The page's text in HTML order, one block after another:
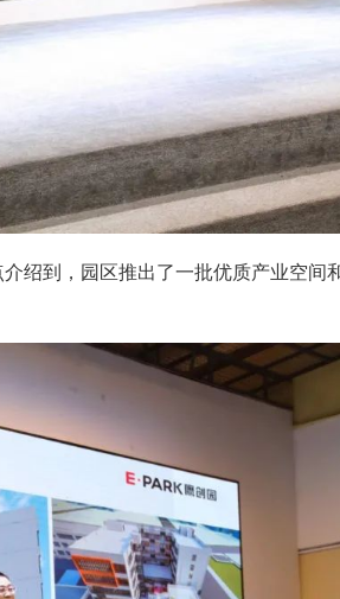
绍到，园区推出了一批优质产业空间